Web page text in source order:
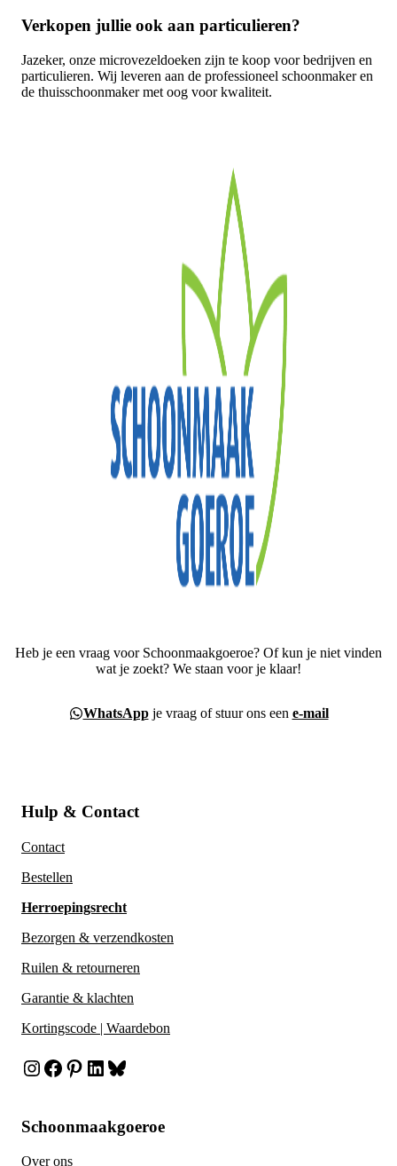
Verkopen jullie ook aan particulieren?
Jazeker, onze microvezeldoeken zijn te koop voor bedrijven en
particulieren. Wij leveren aan de professioneel schoonmaker en
de thuisschoonmaker met oog voor kwaliteit.
Heb je een vraag voor Schoonmaakgoeroe? Of kun je niet vinden
wat je zoekt? We staan voor je klaar!
WhatsAppje vraag of stuur ons een e-mail
Hulp & Contact
Contact
Bestellen
Herroepingsrecht
Bezorgen & verzendkosten
Ruilen & retourneren
Garantie & klachten
Kortingscode | Waardebon
Instagram
Facebook
Pinterest
LinkedIn
Bluesky
Schoonmaakgoeroe
Over ons